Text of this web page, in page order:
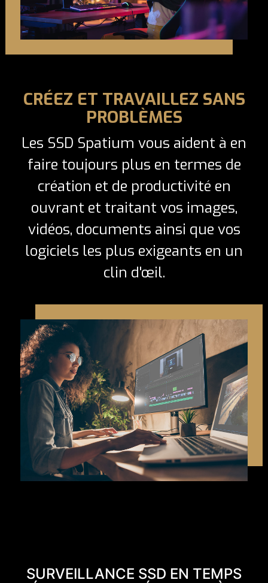
CRÉEZ ET TRAVAILLEZ SANS
PROBLÈMES
Les SSD Spatium vous aident à en
faire toujours plus en termes de
création et de productivité en
ouvrant et traitant vos images,
vidéos, documents ainsi que vos
logiciels les plus exigeants en un
clin d'œil.
SURVEILLANCE SSD EN TEMPS